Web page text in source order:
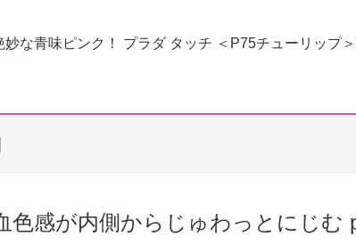
妙な青味ピンク！ プラダ タッチ ＜P75チューリップ
色感が内側からじゅわっとにじむ